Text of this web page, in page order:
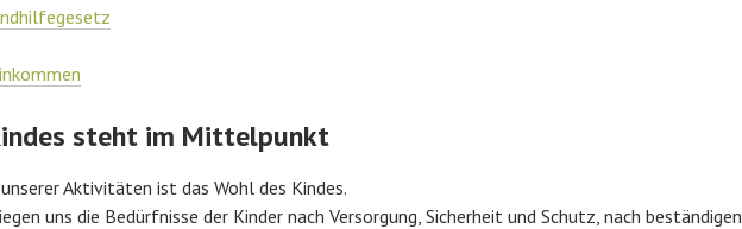
steht im Mittelpunkt
Aktivitäten ist das Wohl des Kindes.
uns die Bedürfnisse der Kinder nach Versorgung, Sicherheit und Schutz, nach beständigen